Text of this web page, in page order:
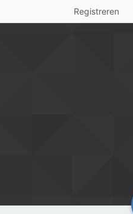
Registreren